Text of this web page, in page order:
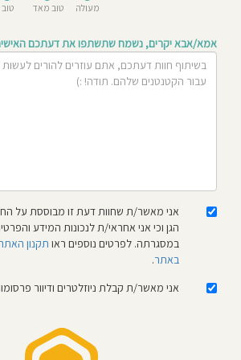
מעולה טוב מאד טוב
אמא/אבא יקרים, נשמח שתשתפו את דעתכם
אני מאשר/ת שחוות דעת זו מבוססת על
הגן וכי אני אחראי/ת לנכונות המידע
במסגרתה. לפרטים נוספים ראו תקנון
באתר.
אני מאשר/ת קבלת ניוזלטרים ודיוור